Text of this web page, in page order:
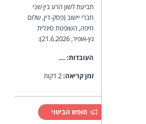
תביעת לשון הרע בין שני
חברי יישוב (פסק-דין, שלום
חיפה, השופטת סיגלית
גץ-אופיר, 21.6.2026):
העובדות: ...
זמן קריאה:
חופש הביטוי